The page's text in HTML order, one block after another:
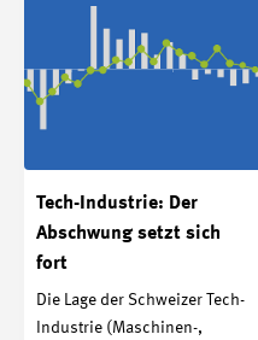
Tech-Industrie: Der
Abschwung setzt sich
fort
Die Lage der Schweizer Tech-
Industrie (Maschinen-,